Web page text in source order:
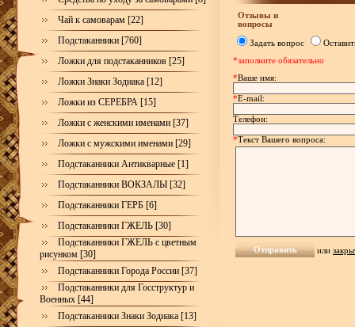
Чай к самоварам [22]
Подстаканники [760]
Ложки для подстаканников [25]
Ложки Знаки Зодиака [12]
Ложки из СЕРЕБРА [15]
Ложки с женскими именами [37]
Ложки с мужскими именами [29]
Подстаканники Антикварные [1]
Подстаканники ВОКЗАЛЫ [32]
Подстаканники ГЕРБ [6]
Подстаканники ГЖЕЛЬ [30]
Подстаканники ГЖЕЛЬ с цветным
рисунком [30]
Подстаканники Города России [37]
Подстаканники для Госструктур и
Военных [44]
Подстаканники Знаки Зодиака [13]
Отзывы и
вопросы
Задать вопрос
*заполните обязательно
*Ваше имя:
*E-mail:
Телефон:
*Текст Вашего вопроса:
или